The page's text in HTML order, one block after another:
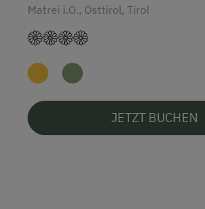
Matrei i.O., Osttirol, Tirol
JETZT BUCHEN